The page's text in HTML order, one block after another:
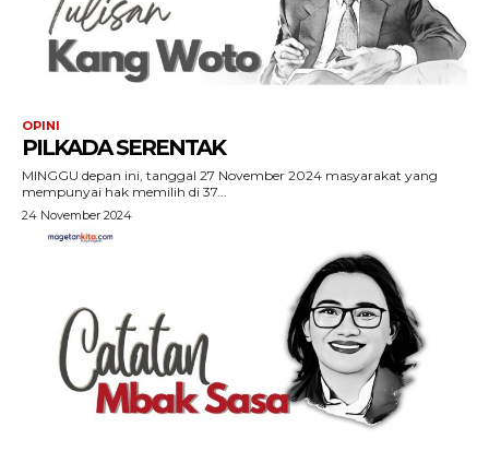
OPINI
PILKADA SERENTAK
MINGGU depan ini, tanggal 27 November 2024 masyarakat yang
mempunyai hak memilih di 37...
24 November 2024